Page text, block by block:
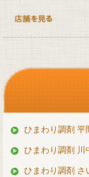
施設のご案内
ケアセンタ
実務実習生
ひまわり調剤 平
ひまわり調剤 川
ひまわり調剤 さ